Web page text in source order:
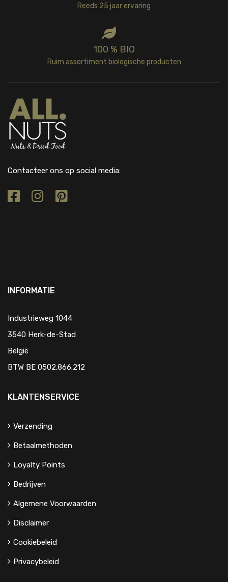
Reeds 25 jaar ervaring
100 % BIO
Ruim assortiment biologische producten
Contacteer ons op social media:
INFORMATIE
Industrieweg 1044
3540 Herk-de-Stad
België
BTW BE 0502.866.212
KLANTENSERVICE
Verzending
Betaalmethoden
Loyalty Points
Bedrijven
Algemene Voorwaarden
Disclaimer
Cookiebeleid
Privacybeleid